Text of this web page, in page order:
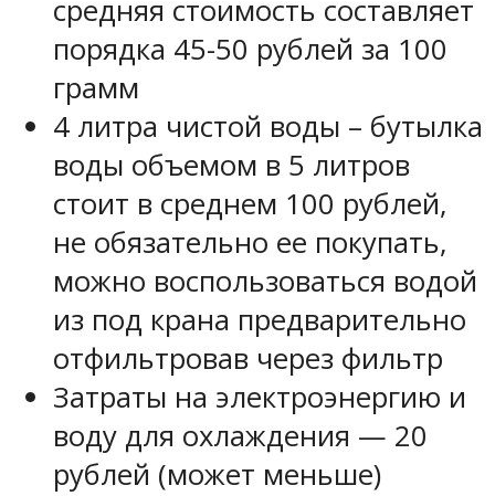
средняя стоимость составляет
порядка 45-50 рублей за 100
грамм
4 литра чистой воды – бутылка
воды объемом в 5 литров
стоит в среднем 100 рублей,
не обязательно ее покупать,
можно воспользоваться водой
из под крана предварительно
отфильтровав через фильтр
Затраты на электроэнергию и
воду для охлаждения — 20
рублей (может меньше)